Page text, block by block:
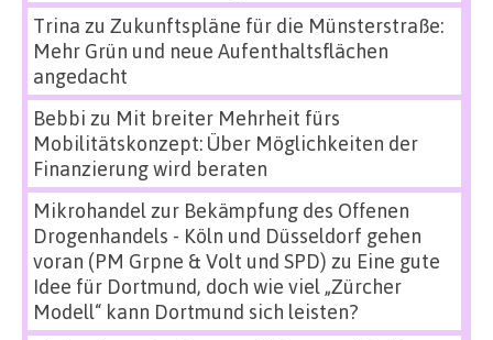
Trina zu Zukunftspläne für die Münsterstraße:
Mehr Grün und neue Aufenthaltsflächen
angedacht
Bebbi zu Mit breiter Mehrheit fürs
Mobilitätskonzept: Über Möglichkeiten der
Finanzierung wird beraten
Mikrohandel zur Bekämpfung des Offenen
Drogenhandels - Köln und Düsseldorf gehen
voran (PM Grpne & Volt und SPD) zu Eine gute
Idee für Dortmund, doch wie viel „Zürcher
Modell“ kann Dortmund sich leisten?